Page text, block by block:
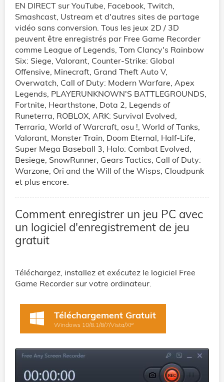
EN DIRECT sur YouTube, Facebook, Twitch,
Smashcast, Ustream et d'autres sites de partage
vidéo sans conversion. Tous les jeux 2D / 3D
peuvent être enregistrés par Free Game Recorder
comme League of Legends, Tom Clancy's Rainbow
Six: Siege, Valorant, Counter-Strike: Global
Offensive, Minecraft, Grand Theft Auto V,
Overwatch, Call of Duty: Modern Warfare, Apex
Legends, PLAYERUNKNOWN'S BATTLEGROUNDS,
Fortnite, Hearthstone, Dota 2, Legends of
Runeterra, ROBLOX, ARK: Survival Evolved,
Terraria, World of Warcraft, osu !, World of Tanks,
Valorant, Monster Train, Doom Eternal, Half-Life,
Super Mega Baseball 3, Halo: Combat Evolved,
Besiege, SnowRunner, Gears Tactics, Call of Duty:
Warzone, Ori and the Will of the Wisps, Cloudpunk
et plus encore.
Comment enregistrer un jeu PC avec
un logiciel d'enregistrement de jeu
gratuit
Téléchargez, installez et exécutez le logiciel Free
Game Recorder sur votre ordinateur.
Téléchargement Gratuit
Windows 10/8.1/8/7/Vista/XP